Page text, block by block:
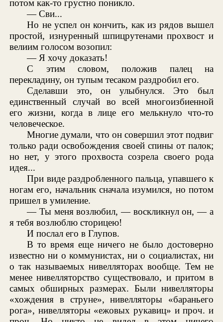
потом как-то грустно поникло.
— Сви...
Но не успел он кончить, как из рядов вышел
простой, изнуренный шпицрутенами прохвост и
велиим голосом возопил:
— Я хочу доказать!
С этим словом, положив палец на
перекладину, он тупым тесаком раздробил его.
Сделавши это, он улыбнулся. Это был
единственный случай во всей многоизбиенной
его жизни, когда в лице его мелькнуло что-то
человеческое.
Многие думали, что он совершил этот подвиг
только ради освобождения своей спины от палок;
но нет, у этого прохвоста созрела своего рода
идея...
При виде раздробленного пальца, упавшего к
ногам его, начальник сначала изумился, но потом
пришел в умиление.
— Ты меня возлюбил, — воскликнул он, — а
я тебя возлюблю сторицею!
И послал его в Глупов.
В то время еще ничего не было достоверно
известно ни о коммунистах, ни о социалистах, ни
о так называемых нивелляторах вообще. Тем не
менее нивелляторство существовало, и притом в
самых обширных размерах. Были нивелляторы
«хождения в струне», нивелляторы «бараньего
рога», нивелляторы «ежовых рукавиц» и проч. и